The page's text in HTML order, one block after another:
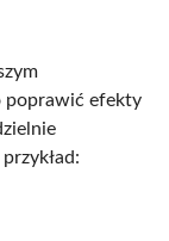
poprawić efekty